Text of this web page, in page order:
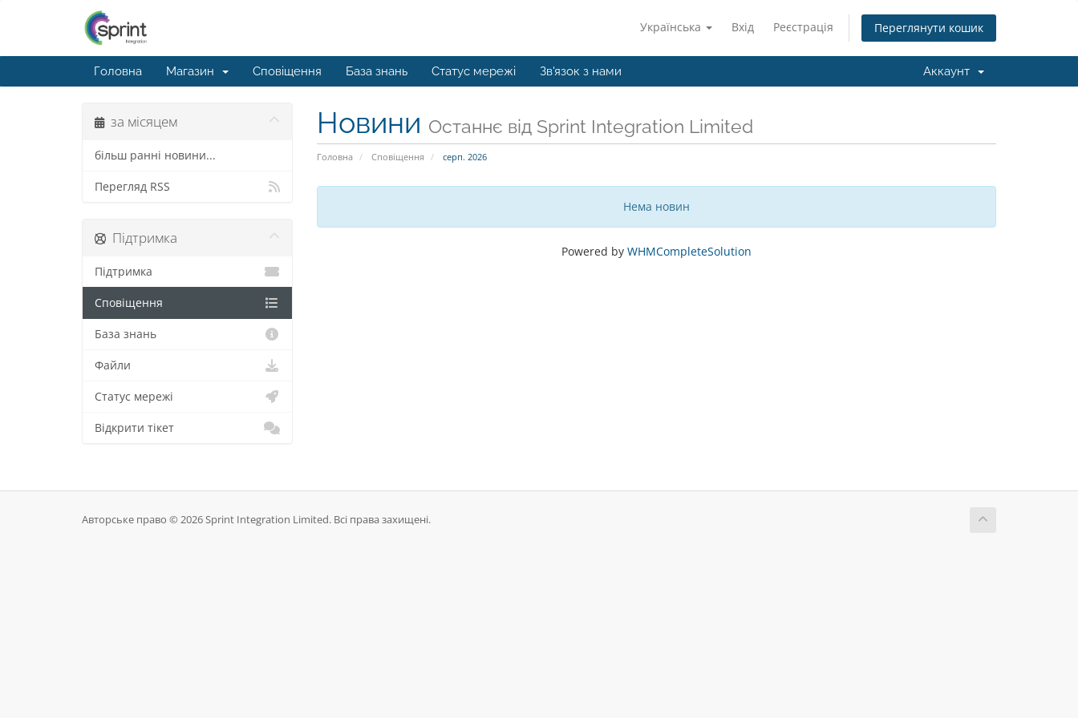
Українська Вхід Реєстрація Переглянути кошик
Головна Магазин Сповіщення База знань Статус мережі Зв'язок з нами Аккаунт
Новини Останнє від Sprint Integration Limited
Головна Сповіщення серп. 2026
за місяцем
більш ранні новини...
Перегляд RSS
Нема новин
Powered by WHMCompleteSolution
Підтримка
Підтримка
Сповіщення
База знань
Файли
Статус мережі
Відкрити тікет
Авторське право © 2026 Sprint Integration Limited. Всі права захищені.